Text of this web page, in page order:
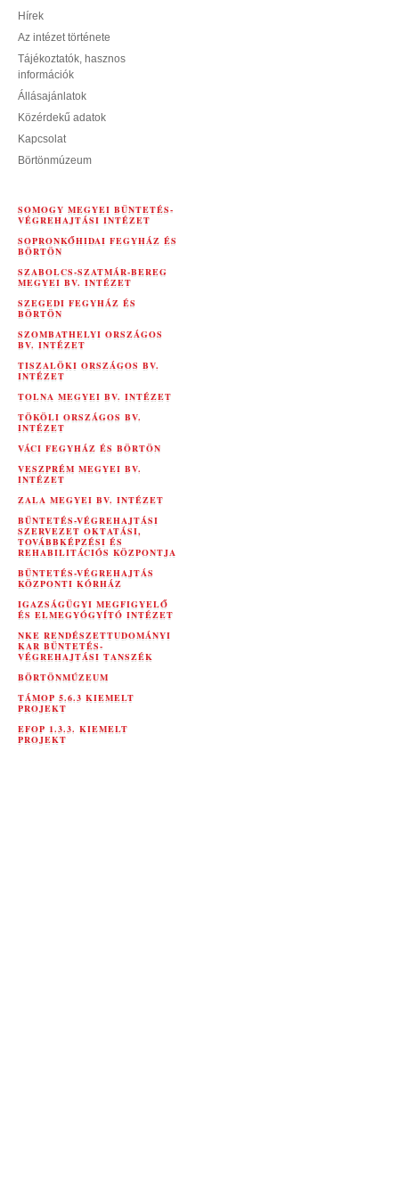
Hírek
Az intézet története
Tájékoztatók, hasznos
információk
Állásajánlatok
Közérdekű adatok
Kapcsolat
Börtönmúzeum
SOMOGY MEGYEI BÜNTETÉS-
VÉGREHAJTÁSI INTÉZET
SOPRONKŐHIDAI FEGYHÁZ ÉS
BÖRTÖN
SZABOLCS-SZATMÁR-BEREG
MEGYEI BV. INTÉZET
SZEGEDI FEGYHÁZ ÉS
BÖRTÖN
SZOMBATHELYI ORSZÁGOS
BV. INTÉZET
TISZALÖKI ORSZÁGOS BV.
INTÉZET
TOLNA MEGYEI BV. INTÉZET
TÖKÖLI ORSZÁGOS BV.
INTÉZET
VÁCI FEGYHÁZ ÉS BÖRTÖN
VESZPRÉM MEGYEI BV.
INTÉZET
ZALA MEGYEI BV. INTÉZET
BÜNTETÉS-VÉGREHAJTÁSI
SZERVEZET OKTATÁSI,
TOVÁBBKÉPZÉSI ÉS
REHABILITÁCIÓS KÖZPONTJA
BÜNTETÉS-VÉGREHAJTÁS
KÖZPONTI KÓRHÁZ
IGAZSÁGÜGYI MEGFIGYELŐ
ÉS ELMEGYÓGYÍTÓ INTÉZET
NKE RENDÉSZETTUDOMÁNYI
KAR BÜNTETÉS-
VÉGREHAJTÁSI TANSZÉK
BÖRTÖNMÚZEUM
TÁMOP 5.6.3 KIEMELT
PROJEKT
EFOP 1.3.3. KIEMELT
PROJEKT